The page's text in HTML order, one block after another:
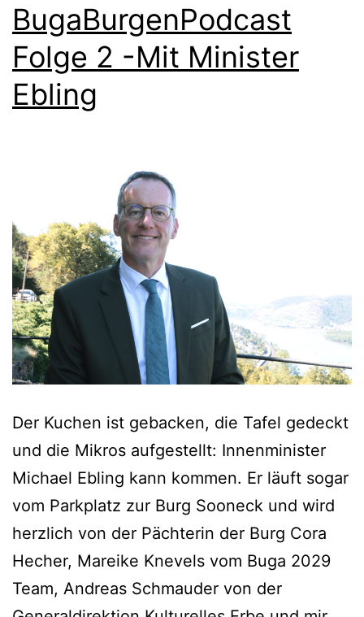
BugaBurgenPodcast
Folge 2 -Mit Minister
Ebling
Der Kuchen ist gebacken, die Tafel gedeckt
und die Mikros aufgestellt: Innenminister
Michael Ebling kann kommen. Er läuft sogar
vom Parkplatz zur Burg Sooneck und wird
herzlich von der Pächterin der Burg Cora
Hecher, Mareike Knevels vom Buga 2029
Team, Andreas Schmauder von der